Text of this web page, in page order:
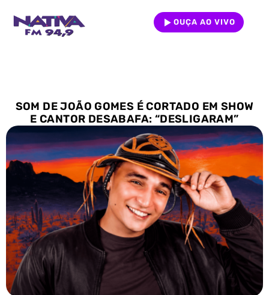
OUÇA AO VIVO
SOM DE JOÃO GOMES É CORTADO EM SHOW
E CANTOR DESABAFA: “DESLIGARAM”